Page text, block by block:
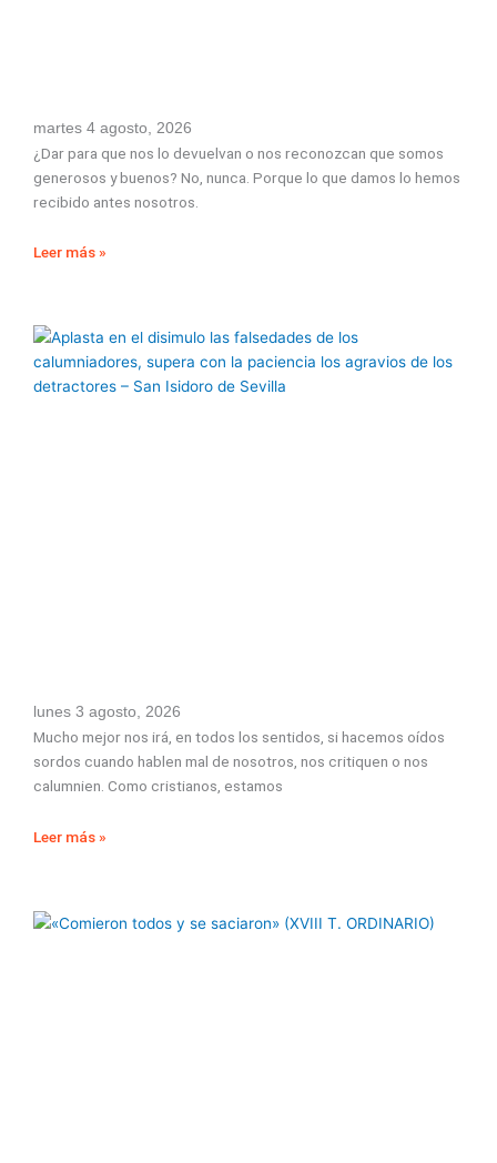
martes 4 agosto, 2026
¿Dar para que nos lo devuelvan o nos reconozcan que somos
generosos y buenos? No, nunca. Porque lo que damos lo hemos
recibido antes nosotros.
Leer más »
lunes 3 agosto, 2026
Mucho mejor nos irá, en todos los sentidos, si hacemos oídos
sordos cuando hablen mal de nosotros, nos critiquen o nos
calumnien. Como cristianos, estamos
Leer más »